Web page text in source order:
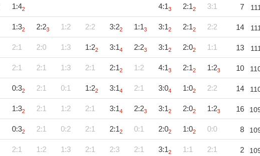
1:42 4:13 2:12 3:1 7
1:32 2:23 1:2 2:2 3:22 1:13 3:12 2:12 2:2 14
2:1 2:0 1:3 1:22 3:14 2:23 3:12 2:02 1:1 13
2:1 2:1 1:3 2:1 2:12 1:2 4:13 2:12 1:23 10
0:32 2:1 0:1 1:22 3:14 2:1 3:04 1:02 2:2 14
1:32 2:1 1:2 2:1 3:14 2:23 3:12 2:02 1:23 16
0:32 2:1 0:2 2:1 2:12 0:1 2:02 1:02 0:0 8
2:1 1:2 1:3 2:1 2:3 2:1 3:12 1:1 2:1 2